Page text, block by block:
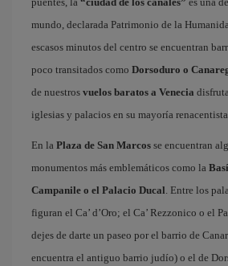
mundo, declarada Patrimonio de la
escasos minutos del centro se encuentran
poco transitados como Dorsoduro o
de nuestros vuelos baratos a Venecia
iglesias y palacios en su mayoría
En la Plaza de San Marcos se encuentran
monumentos más emblemáticos como la
Campanile o el Palacio Ducal. Entre los
figuran el Ca’ d’Oro; el Ca’ Rezzonico o el
dejes de darte un paseo por el barrio de
encuentra el antiguo barrio judío) o el de